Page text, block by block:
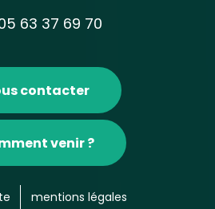
63 37 69 70
contacter
venir ?
mentions légales